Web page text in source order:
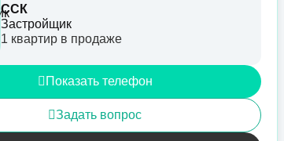
ССК
Застройщик
1 квартир в продаже
Показать телефон
Задать вопрос